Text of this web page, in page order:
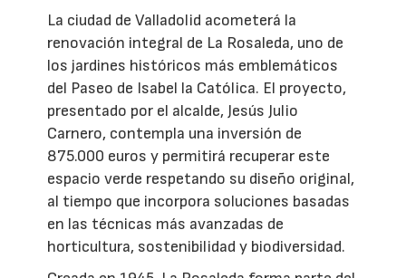
La ciudad de Valladolid acometerá la
renovación integral de La Rosaleda, uno de
los jardines históricos más emblemáticos
del Paseo de Isabel la Católica. El proyecto,
presentado por el alcalde, Jesús Julio
Carnero, contempla una inversión de
875.000 euros y permitirá recuperar este
espacio verde respetando su diseño original,
al tiempo que incorpora soluciones basadas
en las técnicas más avanzadas de
horticultura, sostenibilidad y biodiversidad.